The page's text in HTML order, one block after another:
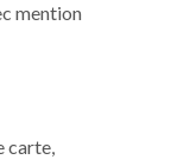
mention
carte,